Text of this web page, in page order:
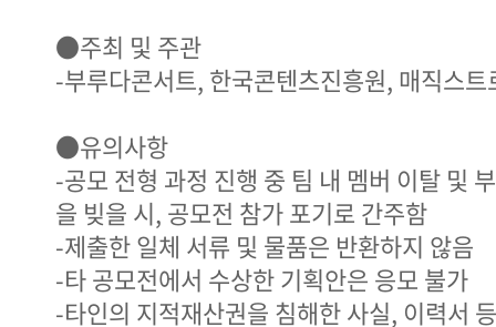
●주최 및 주관
-부루다콘서트, 한국콘텐츠진흥원, 매직스
●유의사항
-공모 전형 과정 진행 중 팀 내 멤버 이탈 및
을 빚을 시, 공모전 참가 포기로 간주함
-제출한 일체 서류 및 물품은 반환하지 않음
-타 공모전에서 수상한 기획안은 응모 불가
-타인의 지적재산권을 침해한 사실, 이력서